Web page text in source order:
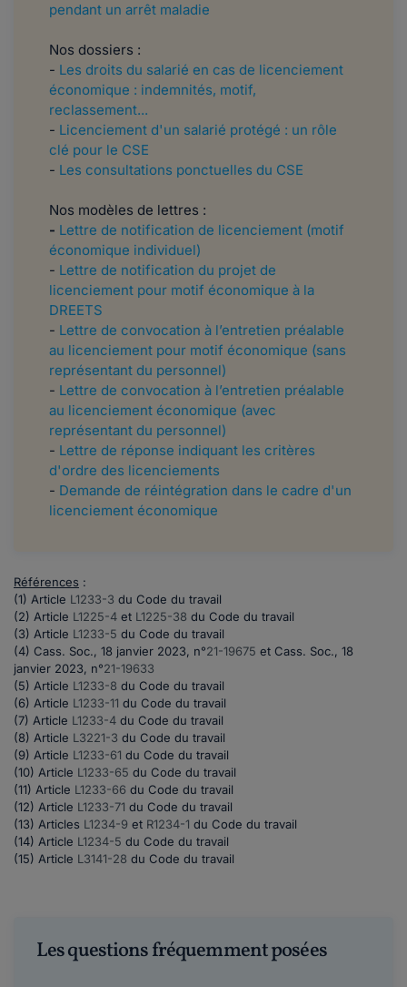
pendant un arrêt maladie
Nos dossiers :
- Les droits du salarié en cas de licenciement
économique : indemnités, motif,
reclassement...
- Licenciement d'un salarié protégé : un rôle
clé pour le CSE
- Les consultations ponctuelles du CSE
Nos modèles de lettres :
- Lettre de notification de licenciement (motif
économique individuel)
- Lettre de notification du projet de
licenciement pour motif économique à la
DREETS
- Lettre de convocation à l’entretien préalable
au licenciement pour motif économique (sans
représentant du personnel)
- Lettre de convocation à l’entretien préalable
au licenciement économique (avec
représentant du personnel)
- Lettre de réponse indiquant les critères
d'ordre des licenciements
- Demande de réintégration dans le cadre d'un
licenciement économique
Références :
(1) Article L1233-3 du Code du travail
(2) Article L1225-4 et L1225-38 du Code du travail
(3) Article L1233-5 du Code du travail
(4) Cass. Soc., 18 janvier 2023, n°21-19675 et Cass. Soc., 18
janvier 2023, n°21-19633
(5) Article L1233-8 du Code du travail
(6) Article L1233-11 du Code du travail
(7) Article L1233-4 du Code du travail
(8) Article L3221-3 du Code du travail
(9) Article L1233-61 du Code du travail
(10) Article L1233-65 du Code du travail
(11) Article L1233-66 du Code du travail
(12) Article L1233-71 du Code du travail
(13) Articles L1234-9 et R1234-1 du Code du travail
(14) Article L1234-5 du Code du travail
(15) Article L3141-28 du Code du travail
Les questions fréquemment posées